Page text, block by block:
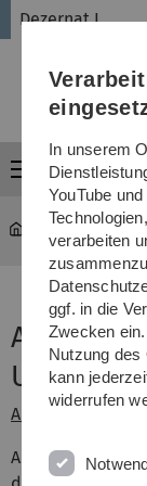
Dezernat I
Menü
Verwaltung ...
Amtliche
Archiv ab dem
Amtliche
In unserem
YouTube
verarbeiten
ggf. in die
Zwecken
Nutzung des
kann
widerrufen